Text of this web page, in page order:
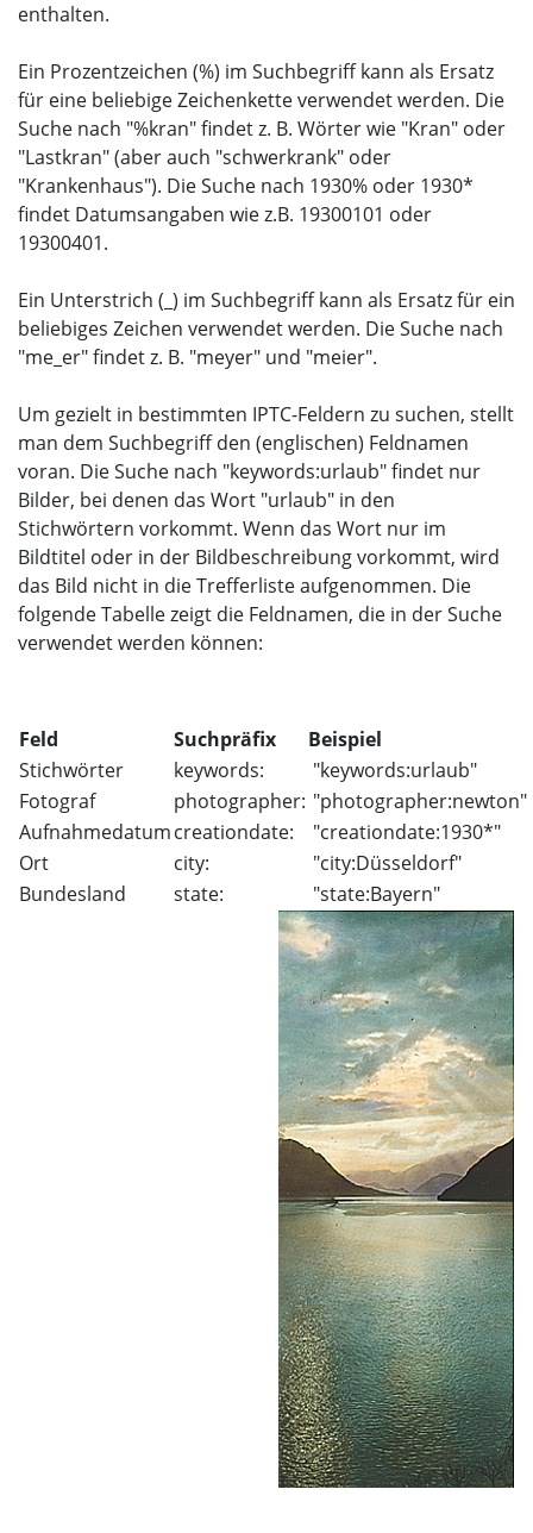
enthalten.
Ein Prozentzeichen (%) im Suchbegriff kann als Ersatz
für eine beliebige Zeichenkette verwendet werden. Die
Suche nach "%kran" findet z. B. Wörter wie "Kran" oder
"Lastkran" (aber auch "schwerkrank" oder
"Krankenhaus"). Die Suche nach 1930% oder 1930*
findet Datumsangaben wie z.B. 19300101 oder
19300401.
Ein Unterstrich (_) im Suchbegriff kann als Ersatz für ein
beliebiges Zeichen verwendet werden. Die Suche nach
"me_er" findet z. B. "meyer" und "meier".
Um gezielt in bestimmten IPTC-Feldern zu suchen, stellt
man dem Suchbegriff den (englischen) Feldnamen
voran. Die Suche nach "keywords:urlaub" findet nur
Bilder, bei denen das Wort "urlaub" in den
Stichwörtern vorkommt. Wenn das Wort nur im
Bildtitel oder in der Bildbeschreibung vorkommt, wird
das Bild nicht in die Trefferliste aufgenommen. Die
folgende Tabelle zeigt die Feldnamen, die in der Suche
verwendet werden können:
Feld Suchpräfix
Beispiel
Stichwörter
keywords:
"keywords:urlaub"
Fotograf
photographer: "photographer:newton"
Aufnahmedatumcreationdate:
"creationdate:1930*"
Ort
city:
"city:Düsseldorf"
Bundesland
state: "state:Bayern"